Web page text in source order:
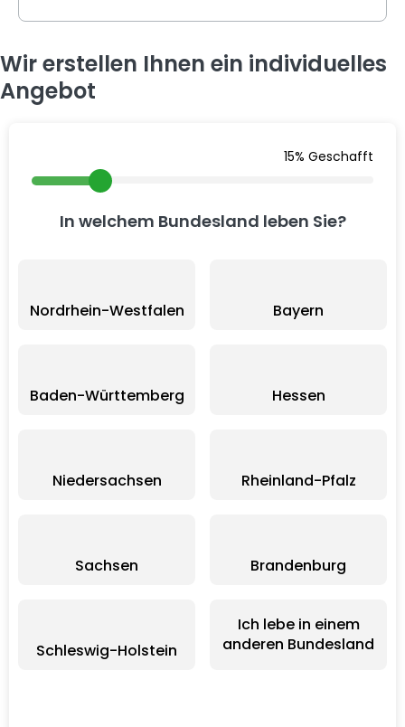
Wir erstellen Ihnen ein individuelles
Angebot
15% Geschafft
In welchem Bundesland leben Sie?
Nordrhein-Westfalen Bayern
Baden-Württemberg Hessen
Niedersachsen Rheinland-Pfalz
Sachsen Brandenburg
Schleswig-Holstein
Ich lebe in einem
anderen Bundesland